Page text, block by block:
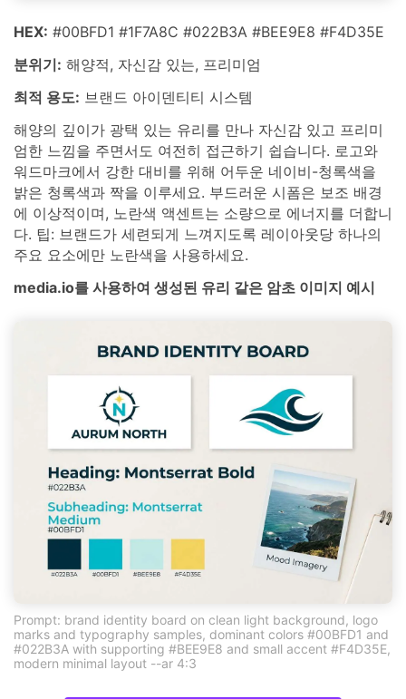
HEX: #00BFD1 #1F7A8C #022B3A #BEE9E8 #F4D35E
분위기: 해양적, 자신감 있는, 프리미엄
최적 용도: 브랜드 아이덴티티 시스템
해양의 깊이가 광택 있는 유리를 만나 자신감 있고 프리미
엄한 느낌을 주면서도 여전히 접근하기 쉽습니다. 로고와
워드마크에서 강한 대비를 위해 어두운 네이비-청록색을
밝은 청록색과 짝을 이루세요. 부드러운 시폼은 보조 배경
에 이상적이며, 노란색 액센트는 소량으로 에너지를 더합니
다. 팁: 브랜드가 세련되게 느껴지도록 레이아웃당 하나의
주요 요소에만 노란색을 사용하세요.
media.io를 사용하여 생성된 유리 같은 암초 이미지 예시
Prompt: brand identity board on clean light background, logo
marks and typography samples, dominant colors #00BFD1 and
#022B3A with supporting #BEE9E8 and small accent #F4D35E,
modern minimal layout --ar 4:3